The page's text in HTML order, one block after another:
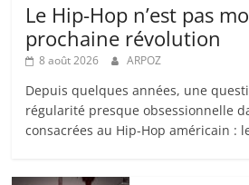
Le Hip-Hop n’est pas
prochaine révolution
8 août 2026 ARPOZ
Depuis quelques années, une
régularité presque obsessionnelle
consacrées au Hip-Hop américain :